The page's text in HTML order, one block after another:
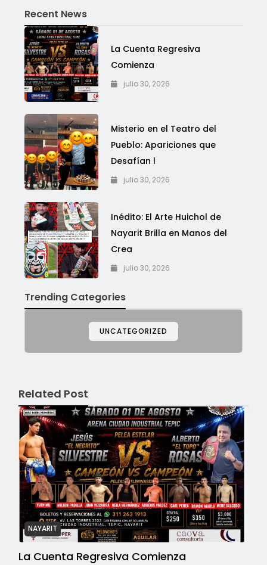
Recent News
La Cuenta Regresiva
Comienza
julio 30, 2026
Misterio en el Teatro del
Pueblo: Apariciones que
Desafían l
julio 30, 2026
Inédito: El Arte Huichol de
Nayarit Brilla en Manos del
Crea
julio 30, 2026
Trending Categories
UNCATEGORIZED
Related Post
NAYARIT
La Cuenta Regresiva Comienza